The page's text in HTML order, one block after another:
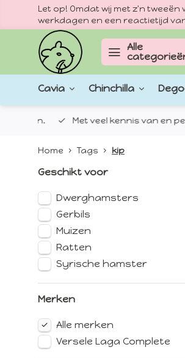
Let op! Omdat wij met z'n
werkdagen en een reactietijd
Alle
Cavia Chinchilla
Met veel kennis van en
Home Tags kip
Geschikt voor
Dwerghamsters
Gerbils
Muizen
Ratten
Syrische hamster
Merken
Alle merken
Versele Laga Complete